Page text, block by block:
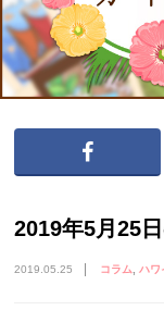
2019年5月25
2019.05.25 コラム ハワ